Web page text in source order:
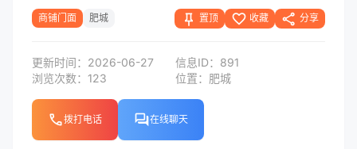
商铺门面 肥城 push_pin 置顶 favorite_border 收藏 share 分享
更新时间：2026-06-27
信息ID：891
浏览次数：123
位置：肥城
phone拨打电话 forum在线聊天